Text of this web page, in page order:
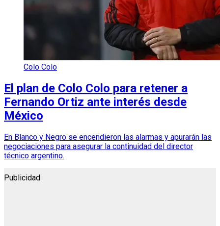
Colo Colo
El plan de Colo Colo para retener a
Fernando Ortiz ante interés desde
México
En Blanco y Negro se encendieron las alarmas y apurarán las
negociaciones para asegurar la continuidad del director
técnico argentino.
Publicidad